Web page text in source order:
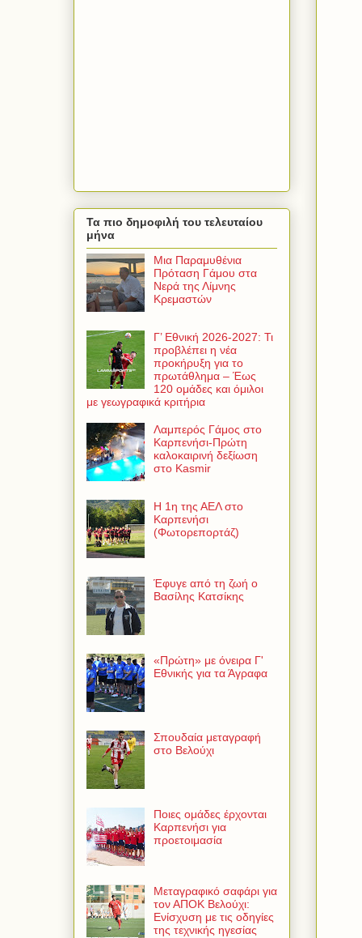
Τα πιο δημοφιλή του τελευταίου
μήνα
Μια Παραμυθένια
Πρόταση Γάμου στα
Νερά της Λίμνης
Κρεμαστών
Γ’ Εθνική 2026-2027: Τι
προβλέπει η νέα
προκήρυξη για το
πρωτάθλημα – Έως
120 ομάδες και όμιλοι
με γεωγραφικά κριτήρια
Λαμπερός Γάμος στο
Καρπενήσι-Πρώτη
καλοκαιρινή δεξίωση
στο Kasmir
Η 1η της ΑΕΛ στο
Καρπενήσι
(Φωτορεπορτάζ)
Έφυγε από τη ζωή ο
Βασίλης Κατσίκης
«Πρώτη» με όνειρα Γ'
Εθνικής για τα Άγραφα
Σπουδαία μεταγραφή
στο Βελούχι
Ποιες ομάδες έρχονται
Καρπενήσι για
προετοιμασία
Μεταγραφικό σαφάρι για
τον ΑΠΟΚ Βελούχι:
Ενίσχυση με τις οδηγίες
της τεχνικής ηγεσίας